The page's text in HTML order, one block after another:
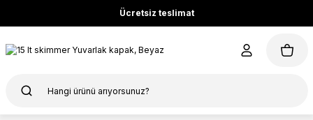
Ücretsiz teslimat